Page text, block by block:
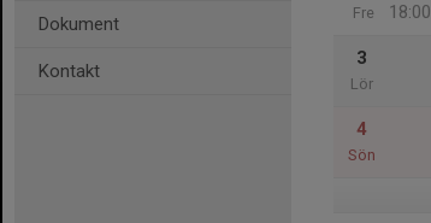
Dokument
Kontakt
Fre
18:00
3
Lör
4
Sön